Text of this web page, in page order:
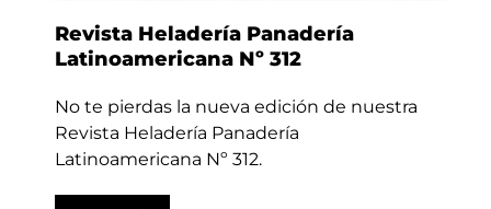
Revista Heladería Panadería
Latinoamericana Nº 312
No te pierdas la nueva edición de nuestra
Revista Heladería Panadería
Latinoamericana Nº 312.